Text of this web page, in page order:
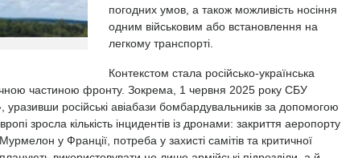
погодних умов, а також можливість носіння
одним військовим або встановлення на
легкому транспорті.
Контекстом стала російсько-українська
частиною фронту. Зокрема, 1 червня 2025 року СБУ
російські авіабази бомбардувальників за допомогою
зросла кількість інцидентів із дронами: закриття аеропорту
у Франції, потреба у захисті самітів та критичної